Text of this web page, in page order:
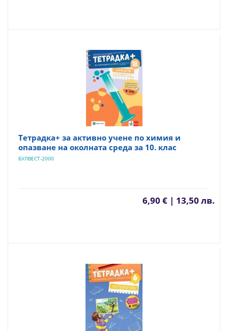
Тетрадка+ за активно учене по химия и
опазване на околната среда за 10. клас
БУЛВЕСТ-2000
6,90 € | 13,50 лв.